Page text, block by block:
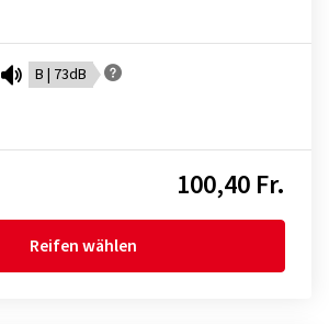
B | 73dB
100,40 Fr.
Reifen wählen